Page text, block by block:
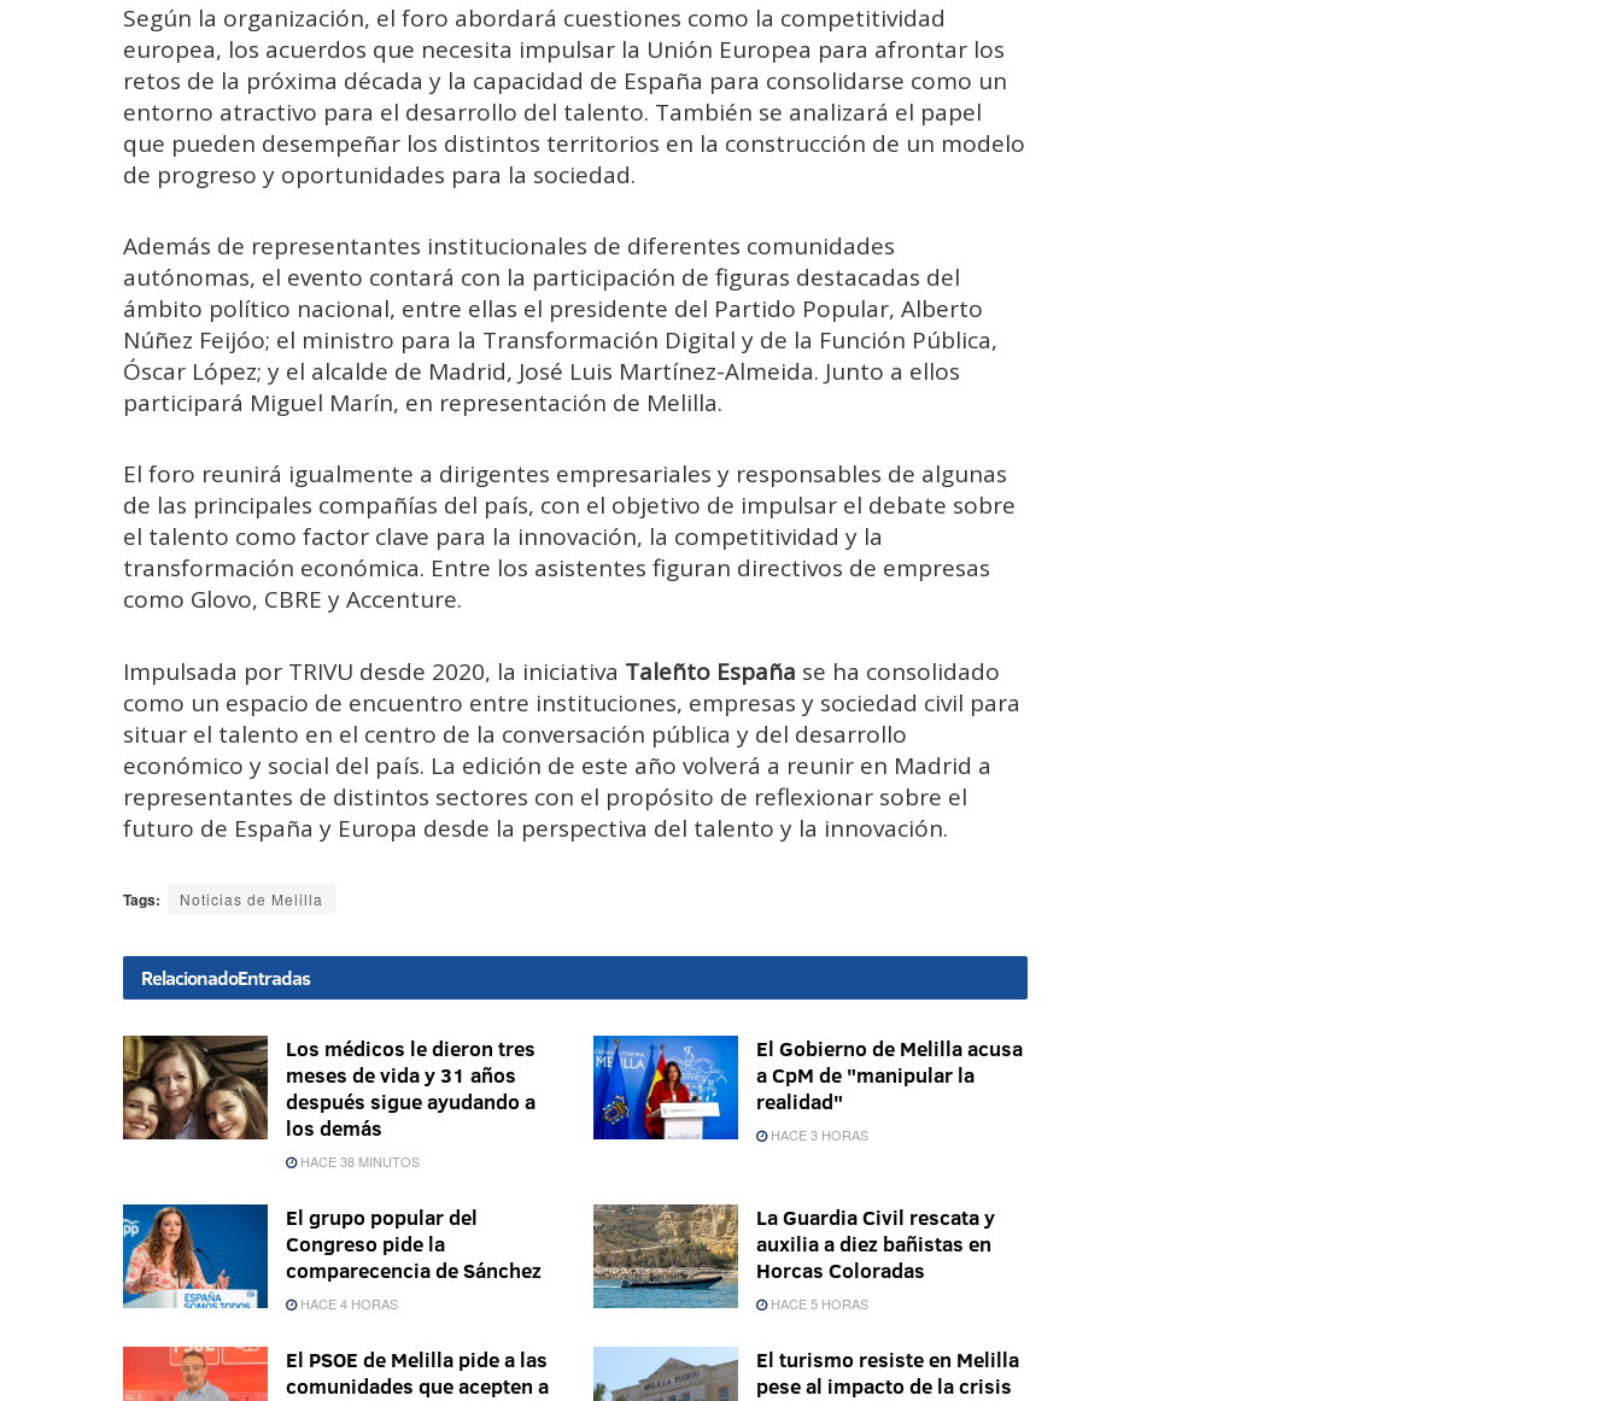
Según la organización, el foro abordará cuestiones como la competitividad
europea, los acuerdos que necesita impulsar la Unión Europea para afrontar los
retos de la próxima década y la capacidad de España para consolidarse como un
entorno atractivo para el desarrollo del talento. También se analizará el papel
que pueden desempeñar los distintos territorios en la construcción de un modelo
de progreso y oportunidades para la sociedad.
Además de representantes institucionales de diferentes comunidades
autónomas, el evento contará con la participación de figuras destacadas del
ámbito político nacional, entre ellas el presidente del Partido Popular, Alberto
Núñez Feijóo; el ministro para la Transformación Digital y de la Función Pública,
Óscar López; y el alcalde de Madrid, José Luis Martínez-Almeida. Junto a ellos
participará Miguel Marín, en representación de Melilla.
El foro reunirá igualmente a dirigentes empresariales y responsables de algunas
de las principales compañías del país, con el objetivo de impulsar el debate sobre
el talento como factor clave para la innovación, la competitividad y la
transformación económica. Entre los asistentes figuran directivos de empresas
como Glovo, CBRE y Accenture.
Impulsada por TRIVU desde 2020, la iniciativa Taleñto España se ha consolidado
como un espacio de encuentro entre instituciones, empresas y sociedad civil para
situar el talento en el centro de la conversación pública y del desarrollo
económico y social del país. La edición de este año volverá a reunir en Madrid a
representantes de distintos sectores con el propósito de reflexionar sobre el
futuro de España y Europa desde la perspectiva del talento y la innovación.
Tags: Noticias de Melilla
RelacionadoEntradas
Los médicos le dieron tres
meses de vida y 31 años
después sigue ayudando a
los demás
HACE 38 MINUTOS
El Gobierno de Melilla acusa
a CpM de "manipular la
realidad"
HACE 3 HORAS
El grupo popular del
Congreso pide la
comparecencia de Sánchez
HACE 4 HORAS
La Guardia Civil rescata y
auxilia a diez bañistas en
Horcas Coloradas
HACE 5 HORAS
El PSOE de Melilla pide a las
comunidades que acepten a
El turismo resiste en Melilla
pese al impacto de la crisis